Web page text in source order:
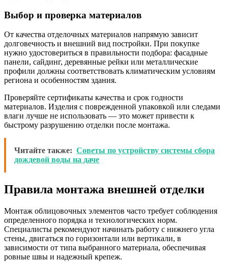
Выбор и проверка материалов
От качества отделочных материалов напрямую зависит
долговечность и внешний вид постройки. При покупке
нужно удостовериться в правильности подбора: фасадные
панели, сайдинг, деревянные рейки или металлические
профили должны соответствовать климатическим условиям
региона и особенностям здания.
Проверяйте сертификаты качества и срок годности
материалов. Изделия с поврежденной упаковкой или следами
влаги лучше не использовать — это может привести к
быстрому разрушению отделки после монтажа.
Читайте также: Советы по устройству системы сбора
дождевой воды на даче
Правила монтажа внешней отделки
Монтаж облицовочных элементов часто требует соблюдения
определенного порядка и технологических норм.
Специалисты рекомендуют начинать работу с нижнего угла
стены, двигаться по горизонтали или вертикали, в
зависимости от типа выбранного материала, обеспечивая
ровные швы и надежный крепеж.